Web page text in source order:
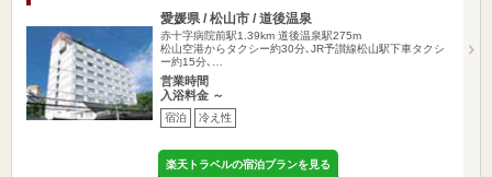
愛媛県 / 松山市 / 道後温泉
赤十字病院前駅1.39km 道後温泉駅275m
松山空港からタクシー約30分､JR予讃線松山駅下車タクシ
ー約15分､…
営業時間
入浴料金 ～
宿泊 冷え性
楽天トラベルの宿泊プランを見る